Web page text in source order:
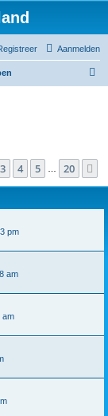
Aanmelden
van 20
3 4 5 20
pm
am
am